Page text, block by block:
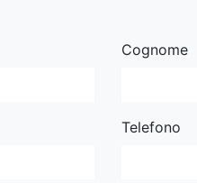
Cognome
Telefono